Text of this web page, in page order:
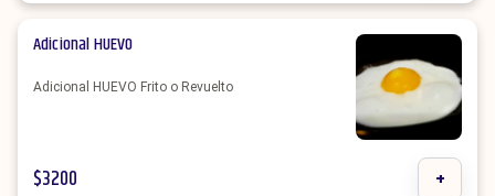
Adicional HUEVO
Adicional HUEVO Frito o Revuelto
$3200 +